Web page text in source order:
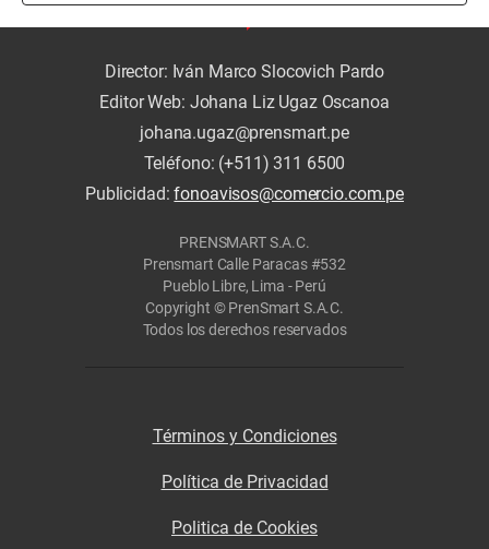
Director: Iván Marco Slocovich Pardo
Editor Web: Johana Liz Ugaz Oscanoa
johana.ugaz@prensmart.pe
Teléfono: (+511) 311 6500
Publicidad:fonoavisos@comercio.com.pe
PRENSMART S.A.C.
Prensmart Calle Paracas #532
Pueblo Libre, Lima - Perú
Copyright © PrenSmart S.A.C.
Todos los derechos reservados
Términos y Condiciones
Política de Privacidad
Politica de Cookies